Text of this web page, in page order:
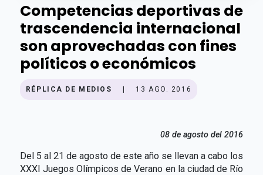
Competencias deportivas de
trascendencia internacional
son aprovechadas con fines
políticos o económicos
RÉPLICA DE MEDIOS 13 AGO. 2016
08 de agosto del 2016
Del 5 al 21 de agosto de este año se llevan a cabo los
XXXI Juegos Olímpicos de Verano en la ciudad de Río